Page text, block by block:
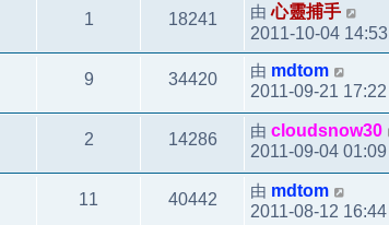
1 18241 由心靈捕手
2011-10-04 14:53
9 34420 由 mdtom
2011-09-21 17:22
2 14286 由 cloudsnow30
2011-09-04 01:09
11 40442 由 mdtom
2011-08-12 16:44